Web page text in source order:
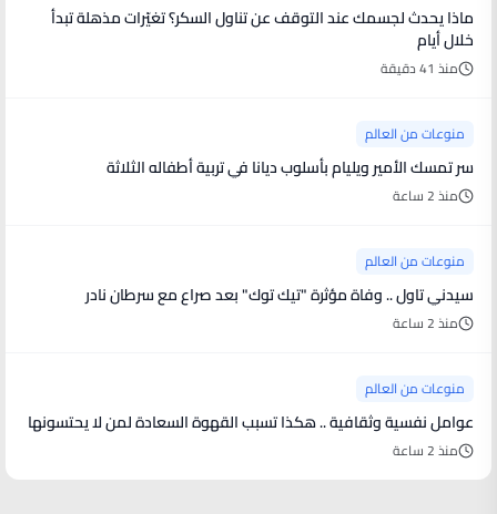
ماذا يحدث لجسمك عند التوقف عن تناول السكر؟ تغيّرات مذهلة تبدأ
خلال أيام
منذ 41 دقيقة
منوعات من العالم
سر تمسك الأمير ويليام بأسلوب ديانا في تربية أطفاله الثلاثة
منذ 2 ساعة
منوعات من العالم
سيدني تاول .. وفاة مؤثرة "تيك توك" بعد صراع مع سرطان نادر
منذ 2 ساعة
منوعات من العالم
عوامل نفسية وثقافية .. هكذا تسبب القهوة السعادة لمن لا يحتسونها
منذ 2 ساعة